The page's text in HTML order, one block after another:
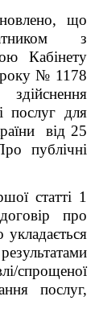
що
з
Кабінету
року № 1178
послуг для
від 25
публічні
статті 1
про
спрощеної
послуг,